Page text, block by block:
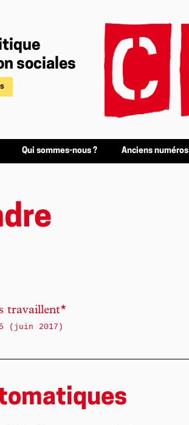
sociales
Qui sommes-nous ? Anciens numéros
travaillent*
(juin 2017)